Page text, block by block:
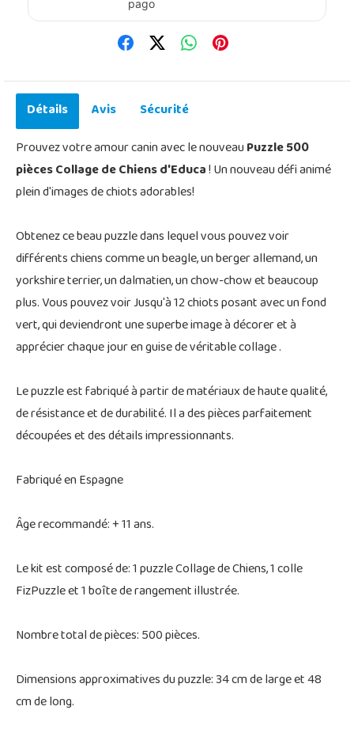
Détails Avis
Sécurité
Prouvez votre amour canin avec le nouveauPuzzle 500
pièces Collage de Chiens d'Educa! Un nouveau défi animé
plein d'images de chiots adorables!
Obtenez ce beau puzzle dans lequel vous pouvez voir
différents chiens comme un beagle, un berger allemand, un
yorkshire terrier, un dalmatien, un chow-chow et beaucoup
plus. Vous pouvez voir Jusqu'à 12 chiots posant avec un fond
vert, qui deviendront une superbe image à décorer et à
apprécier chaque jour en guise de véritable collage .
Le puzzle est fabriqué à partir de matériaux de haute qualité,
de résistance et de durabilité. Il a des pièces parfaitement
découpées et des détails impressionnants.
Fabriqué en Espagne
Âge recommandé: + 11 ans.
Le kit est composé de: 1 puzzle Collage de Chiens, 1 colle
FizPuzzle et 1 boîte de rangement illustrée.
Nombre total de pièces: 500 pièces.
Dimensions approximatives du puzzle: 34 cm de large et 48
cm de long.